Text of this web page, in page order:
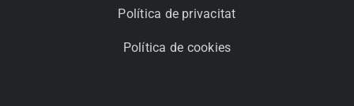
Política de privacitat
Política de cookies